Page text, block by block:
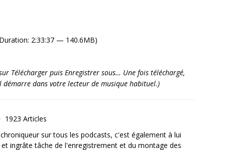
2:33:37 — 140.6MB)
Télécharger puis Enregistrer sous… Une fois téléchargé,
démarre dans votre lecteur de musique habituel.)
1923 Articles
sur tous les podcasts, c'est également à lui
ingrâte tâche de l'enregistrement et du montage des